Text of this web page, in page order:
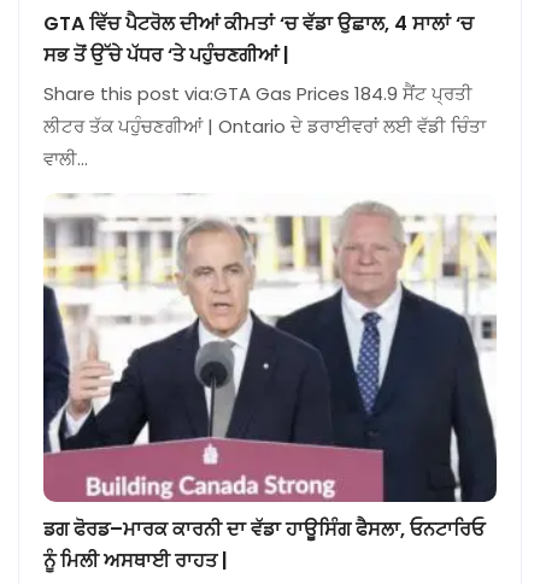
GTA ਵਿੱਚ ਪੈਟਰੋਲ ਦੀਆਂ ਕੀਮਤਾਂ ‘ਚ ਵੱਡਾ ਉਛਾਲ, 4 ਸਾਲਾਂ ‘ਚ
ਸਭ ਤੋਂ ਉੱਚੇ ਪੱਧਰ ‘ਤੇ ਪਹੁੰਚਣਗੀਆਂ |
Share this post via:GTA Gas Prices 184.9 ਸੈਂਟ ਪ੍ਰਤੀ
ਲੀਟਰ ਤੱਕ ਪਹੁੰਚਣਗੀਆਂ | Ontario ਦੇ ਡਰਾਈਵਰਾਂ ਲਈ ਵੱਡੀ ਚਿੰਤਾ
ਵਾਲੀ…
ਡਗ ਫੋਰਡ–ਮਾਰਕ ਕਾਰਨੀ ਦਾ ਵੱਡਾ ਹਾਊਸਿੰਗ ਫੈਸਲਾ, ਓਨਟਾਰਿਓ
ਨੂੰ ਮਿਲੀ ਅਸਥਾਈ ਰਾਹਤ |